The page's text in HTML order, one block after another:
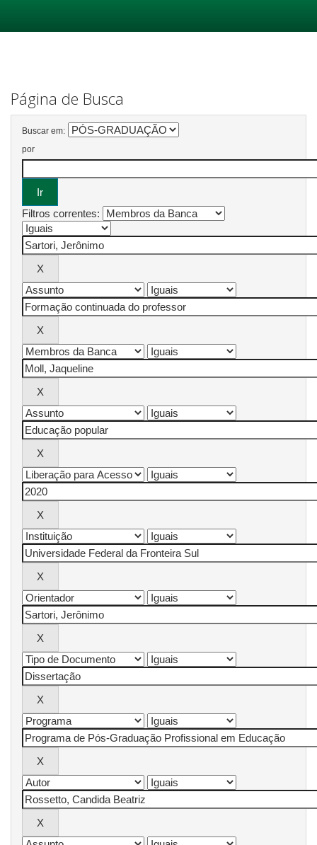
Página de Busca
Buscar em:
por
Filtros correntes: